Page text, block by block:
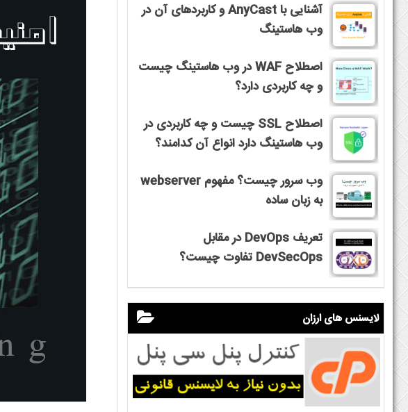
آشنایی با AnyCast و کاربردهای آن در
وب هاستینگ
اصطلاح WAF در وب هاستینگ چیست
و چه کاربردی دارد؟
اصطلاح SSL چیست و چه کاربردی در
وب هاستینگ دارد انواع آن کدامند؟
وب سرور چیست؟ مفهوم webserver
به زبان ساده
تعریف DevOps در مقابل
DevSecOps تفاوت چیست؟
لایسنس های ارزان